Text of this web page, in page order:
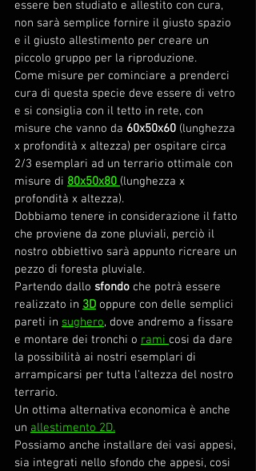
essere ben studiato e allestito con cura,
non sarà semplice fornire il giusto spazio
e il giusto allestimento per creare un
piccolo gruppo per la riproduzione.
Come misure per cominciare a prenderci
cura di questa specie deve essere di vetro
e si consiglia con il tetto in rete, con
misure che vanno da 60x50x60 (lunghezza
x profondità x altezza) per ospitare circa
2/3 esemplari ad un terrario ottimale con
misure di 80x50x80 (lunghezza x
profondità x altezza).
Dobbiamo tenere in considerazione il fatto
che proviene da zone pluviali, perciò il
nostro obbiettivo sarà appunto ricreare un
pezzo di foresta pluviale.
Partendo dallo sfondo che potrà essere
realizzato in 3D oppure con delle semplici
pareti in sughero, dove andremo a fissare
e montare dei tronchi o rami cosi da dare
la possibilità ai nostri esemplari di
arrampicarsi per tutta l’altezza del nostro
terrario.
Un ottima alternativa economica è anche
un allestimento 2D.
Possiamo anche installare dei vasi appesi,
sia integrati nello sfondo che appesi, cosi